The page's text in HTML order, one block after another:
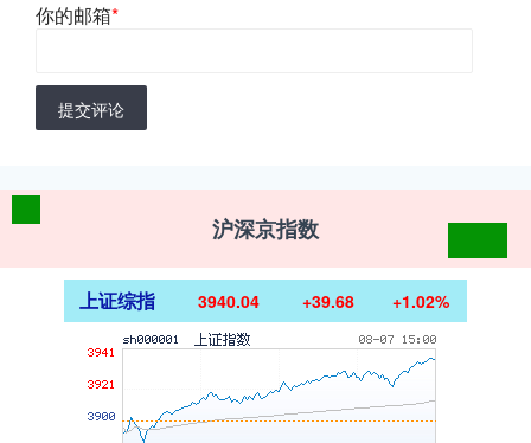
你的邮箱*
提交评论
沪深京指数
上证综指 3940.04 +39.68 +1.02%